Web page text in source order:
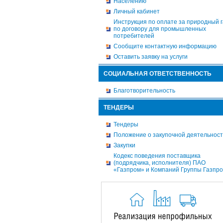
Личный кабинет
Инструкция по оплате за природный
по договору для промышленных
потребителей
Сообщите контактную информацию
Оставить заявку на услуги
СОЦИАЛЬНАЯ ОТВЕТСТВЕННОСТЬ
Благотворительность
ТЕНДЕРЫ
Тендеры
Положение о закупочной
Закупки
Кодекс поведения поставщика
(подрядчика, исполнителя) ПАО
«Газпром» и Компаний Группы